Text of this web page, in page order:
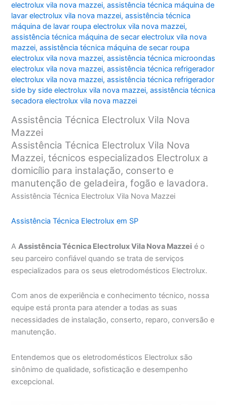
electrolux vila nova mazzei,assistência técnica máquina de
lavar electrolux vila nova mazzei,assistência técnica
máquina de lavar roupa electrolux vila nova mazzei,
assistência técnica máquina de secar electrolux vila nova
mazzei,assistência técnica máquina de secar roupa
electrolux vila nova mazzei,assistência técnica microondas
electrolux vila nova mazzei,assistência técnica refrigerador
electrolux vila nova mazzei,assistência técnica refrigerador
side by side electrolux vila nova mazzei,assistência técnica
secadora electrolux vila nova mazzei
Assistência Técnica Electrolux Vila Nova
Mazzei
Assistência Técnica Electrolux Vila Nova
Mazzei, técnicos especializados Electrolux a
domicílio para instalação, conserto e
manutenção de geladeira, fogão e lavadora.
Assistência Técnica Electrolux Vila Nova Mazzei
Assistência Técnica Electrolux em SP
AAssistência Técnica Electrolux Vila Nova Mazzei é o
seu parceiro confiável quando se trata de serviços
especializados para os seus eletrodomésticos Electrolux.
Com anos de experiência e conhecimento técnico, nossa
equipe está pronta para atender a todas as suas
necessidades de instalação, conserto, reparo, conversão e
manutenção.
Entendemos que os eletrodomésticos Electrolux são
sinônimo de qualidade, sofisticação e desempenho
excepcional.